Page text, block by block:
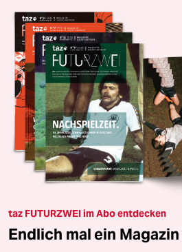
taz FUTURZWEI im Abo entdecken
Endlich mal ein